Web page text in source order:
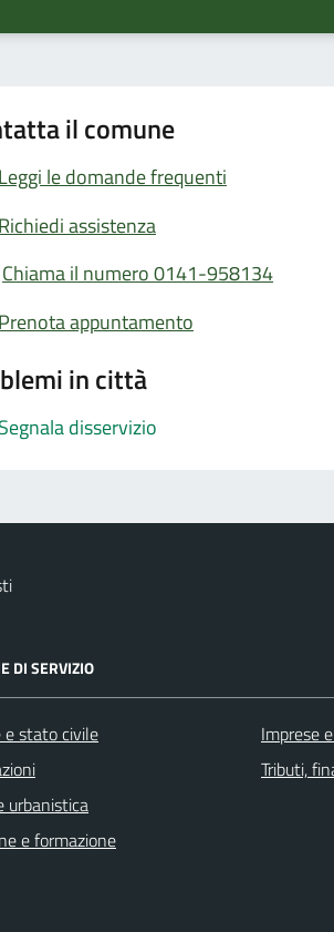
il comune
Leggi le domande frequenti
Richiedi assistenza
Chiama il numero 0141-958134
Prenota appuntamento
in città
Segnala disservizio
DI SERVIZIO
e stato civile
urbanistica
e formazione
Imprese
Tributi,